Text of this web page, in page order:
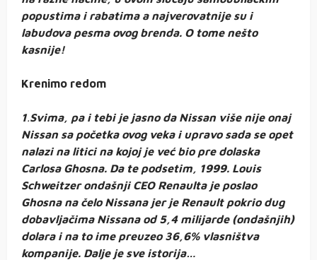
popustima i rabatima a najverovatnije su i
labudova pesma ovog brenda. O tome nešto
kasnije!
Krenimo redom
1.Svima, pa i tebi je jasno da Nissan više nije onaj
Nissan sa početka ovog veka i upravo sada se opet
nalazi na litici na kojoj je već bio pre dolaska
Carlosa Ghosna. Da te podsetim, 1999. Louis
Schweitzer ondašnji CEO Renaulta je poslao
Ghosna na čelo Nissana jer je Renault pokrio dug
dobavljačima Nissana od 5,4 milijarde (ondašnjih)
dolara i na to ime preuzeo 36,6% vlasništva
kompanije. Dalje je sve istorija…